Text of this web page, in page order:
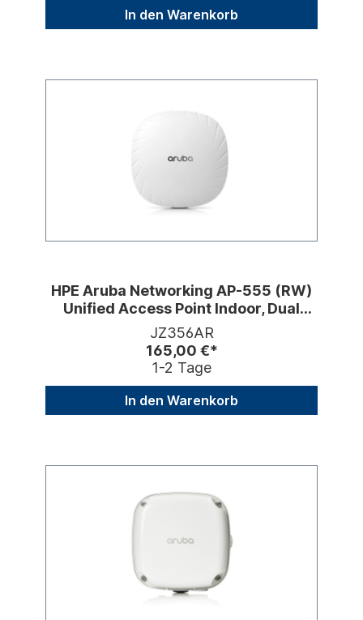
In den Warenkorb
HPE Aruba Networking AP-555 (RW)
Unified Access Point Indoor, Dual
Radio, WiFi 6
JZ356AR
165,00 €*
1-2 Tage
In den Warenkorb